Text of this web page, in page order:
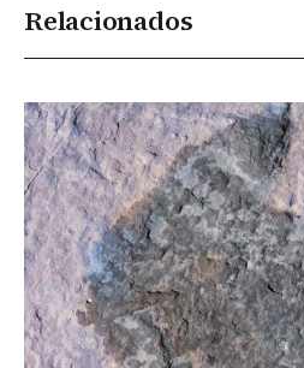
Relacionados